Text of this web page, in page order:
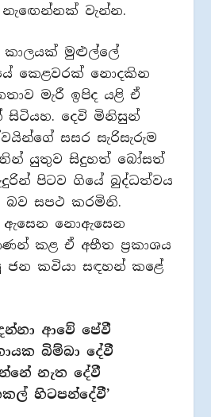
වැන්න.
කාලයක් මුළුල්ලේ
කෙළවරක් නොදකින
මැරී ඉපිද යළි ඒ
සිටියහ. දෙවි මිනිසුන්
සසර සැරිසැරුම
යුතුව සිදුහත් බෝසත්
පිටව ගියේ බුද්ධත්වය
සපථ කරමිනි.
ඇසෙන නොඇසෙන
කළ ඒ අභීත ප්‍රකාශය
ජන කවියා සඳහන් කළේ
ආවේ පේවී
බිම්බා දේවී
නැත දේවී
හිටපන්දේවී’